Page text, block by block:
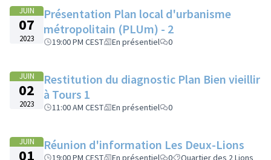
JUIN
07
2023
Présentation Plan local d'urbanisme
métropolitain (PLUm) - 2
19:00 PM CEST En présentiel 0
JUIN
02
2023
Restitution du diagnostic Plan Bien vieillir
à Tours 1
11:00 AM CEST En présentiel 0
JUIN
01
Réunion d'information Les Deux-Lions
19:00 PM CEST En présentiel 0 Quartier des 2 Lions